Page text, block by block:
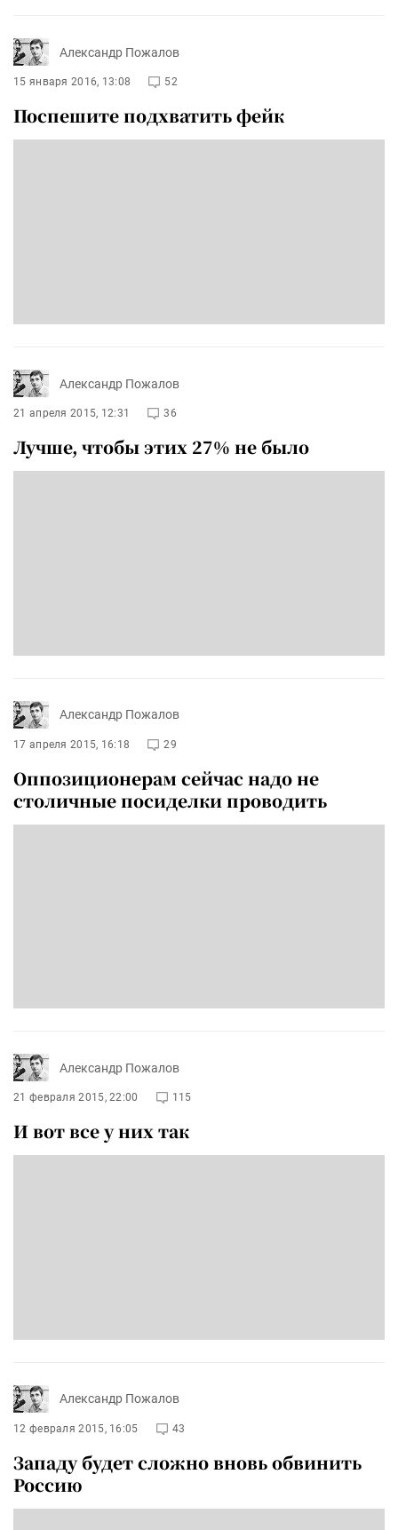
Александр Пожалов
15 января 2016, 13:08 52
Поспешите подхватить фейк
Александр Пожалов
21 апреля 2015, 12:31 36
Лучше, чтобы этих 27% не было
Александр Пожалов
17 апреля 2015, 16:18 29
Оппозиционерам сейчас надо не
столичные посиделки проводить
Александр Пожалов
21 февраля 2015, 22:00 115
И вот все у них так
Александр Пожалов
12 февраля 2015, 16:05 43
Западу будет сложно вновь обвинить
Россию